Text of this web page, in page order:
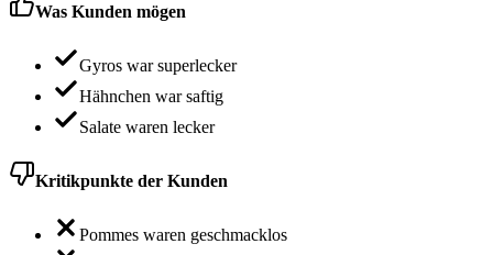
Was Kunden mögen
Gyros war superlecker
Hähnchen war saftig
Salate waren lecker
Kritikpunkte der Kunden
Pommes waren geschmacklos